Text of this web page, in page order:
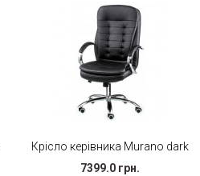
Крісло керівника Murano dark
7399.0 грн.